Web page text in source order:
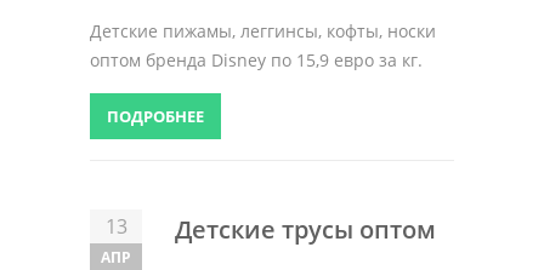
Детские пижамы, леггинсы, кофты, носки
оптом бренда Disney по 15,9 евро за кг.
ПОДРОБНЕЕ
13
АПР
Детские трусы оптом